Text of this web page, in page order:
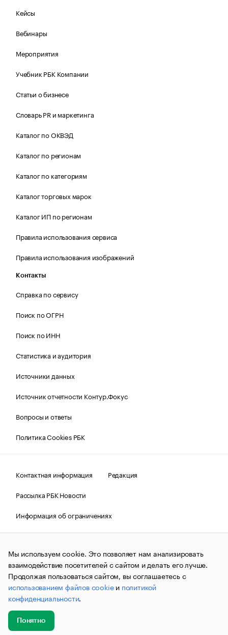
Кейсы
Вебинары
Мероприятия
Учебник РБК Компании
Статьи о бизнесе
Словарь PR и маркетинга
Каталог по ОКВЭД
Каталог по регионам
Каталог по категориям
Каталог торговых марок
Каталог ИП по регионам
Правила использования сервиса
Правила использования изображений
Контакты
Справка по сервису
Поиск по ОГРН
Поиск по ИНН
Статистика и аудитория
Источники данных
Источник отчетности Контур.Фокус
Вопросы и ответы
Политика Cookies РБК
Контактная информация
Редакция
Рассылка РБК Новости
Информация об ограничениях
Правовая информация
О соблюдении авторских прав
© АО «РОСБИЗНЕСКОНСАЛТИНГ»,1995–2026.Сообщения
и материалы информационного агентства «РБК»
(зарегистрировано Федеральной службой по надзору в сфере
связи, информационных технологий и массовых
коммуникаций (Роскомнадзор) 09.12.2015 за номером ИА
№ФС77-63848) сопровождаются пометкой «РБК». Отдельные
публикации могут содержать информацию,
не предназначенную для пользователей
до 18 лет.
Мы используем cookie. Это позволяет нам анализировать
взаимодействие посетителей с сайтом и делать его лучше.
Продолжая пользоваться сайтом, вы соглашаетесь с
использованием файлов cookieи политикой
конфиденциальности.
Понятно